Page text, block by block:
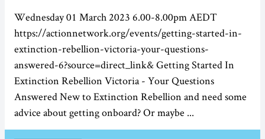
Wednesday 01 March 2023 6.00-8.00pm AEDT
https://actionnetwork.org/events/getting-started-in-
extinction-rebellion-victoria-your-questions-
answered-6?source=direct_link& Getting Started In
Extinction Rebellion Victoria - Your Questions
Answered New to Extinction Rebellion and need some
advice about getting onboard? Or maybe ...